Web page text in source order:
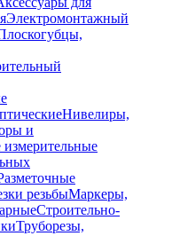
Электромонтажный
Нивелиры,
и
резьбыМаркеры,
Строительно-
Труборезы,